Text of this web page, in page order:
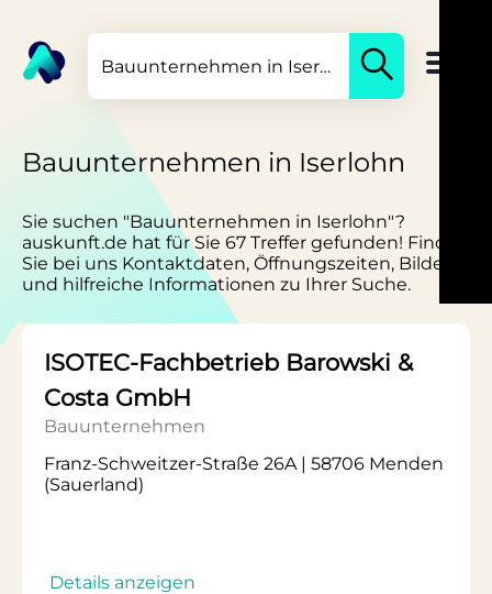
Bauunternehmen in Iserlohn
Sie suchen "Bauunternehmen in Iserlohn"?
auskunft.de hat für Sie 67 Treffer gefunden! Finden
Sie bei uns Kontaktdaten, Öffnungszeiten, Bilder
und hilfreiche Informationen zu Ihrer Suche.
ISOTEC-Fachbetrieb Barowski &
Costa GmbH
Bauunternehmen
Franz-Schweitzer-Straße 26A | 58706 Menden
(Sauerland)
Details anzeigen